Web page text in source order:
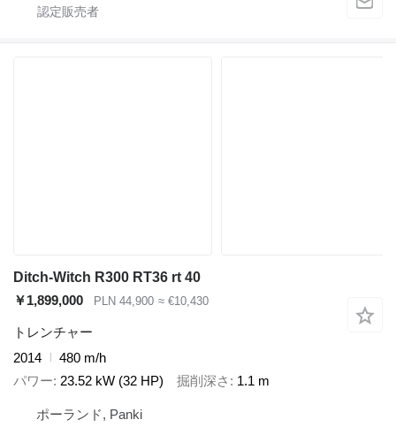
Ditch-Witch R300 RT36 rt 40
￥1,899,000
PLN 44,900 ≈ €10,430
トレンチャー
2014
480 m/h
パワー 23.52 kW (32 HP) 掘削深さ 1.1 m
ポーランド, Panki